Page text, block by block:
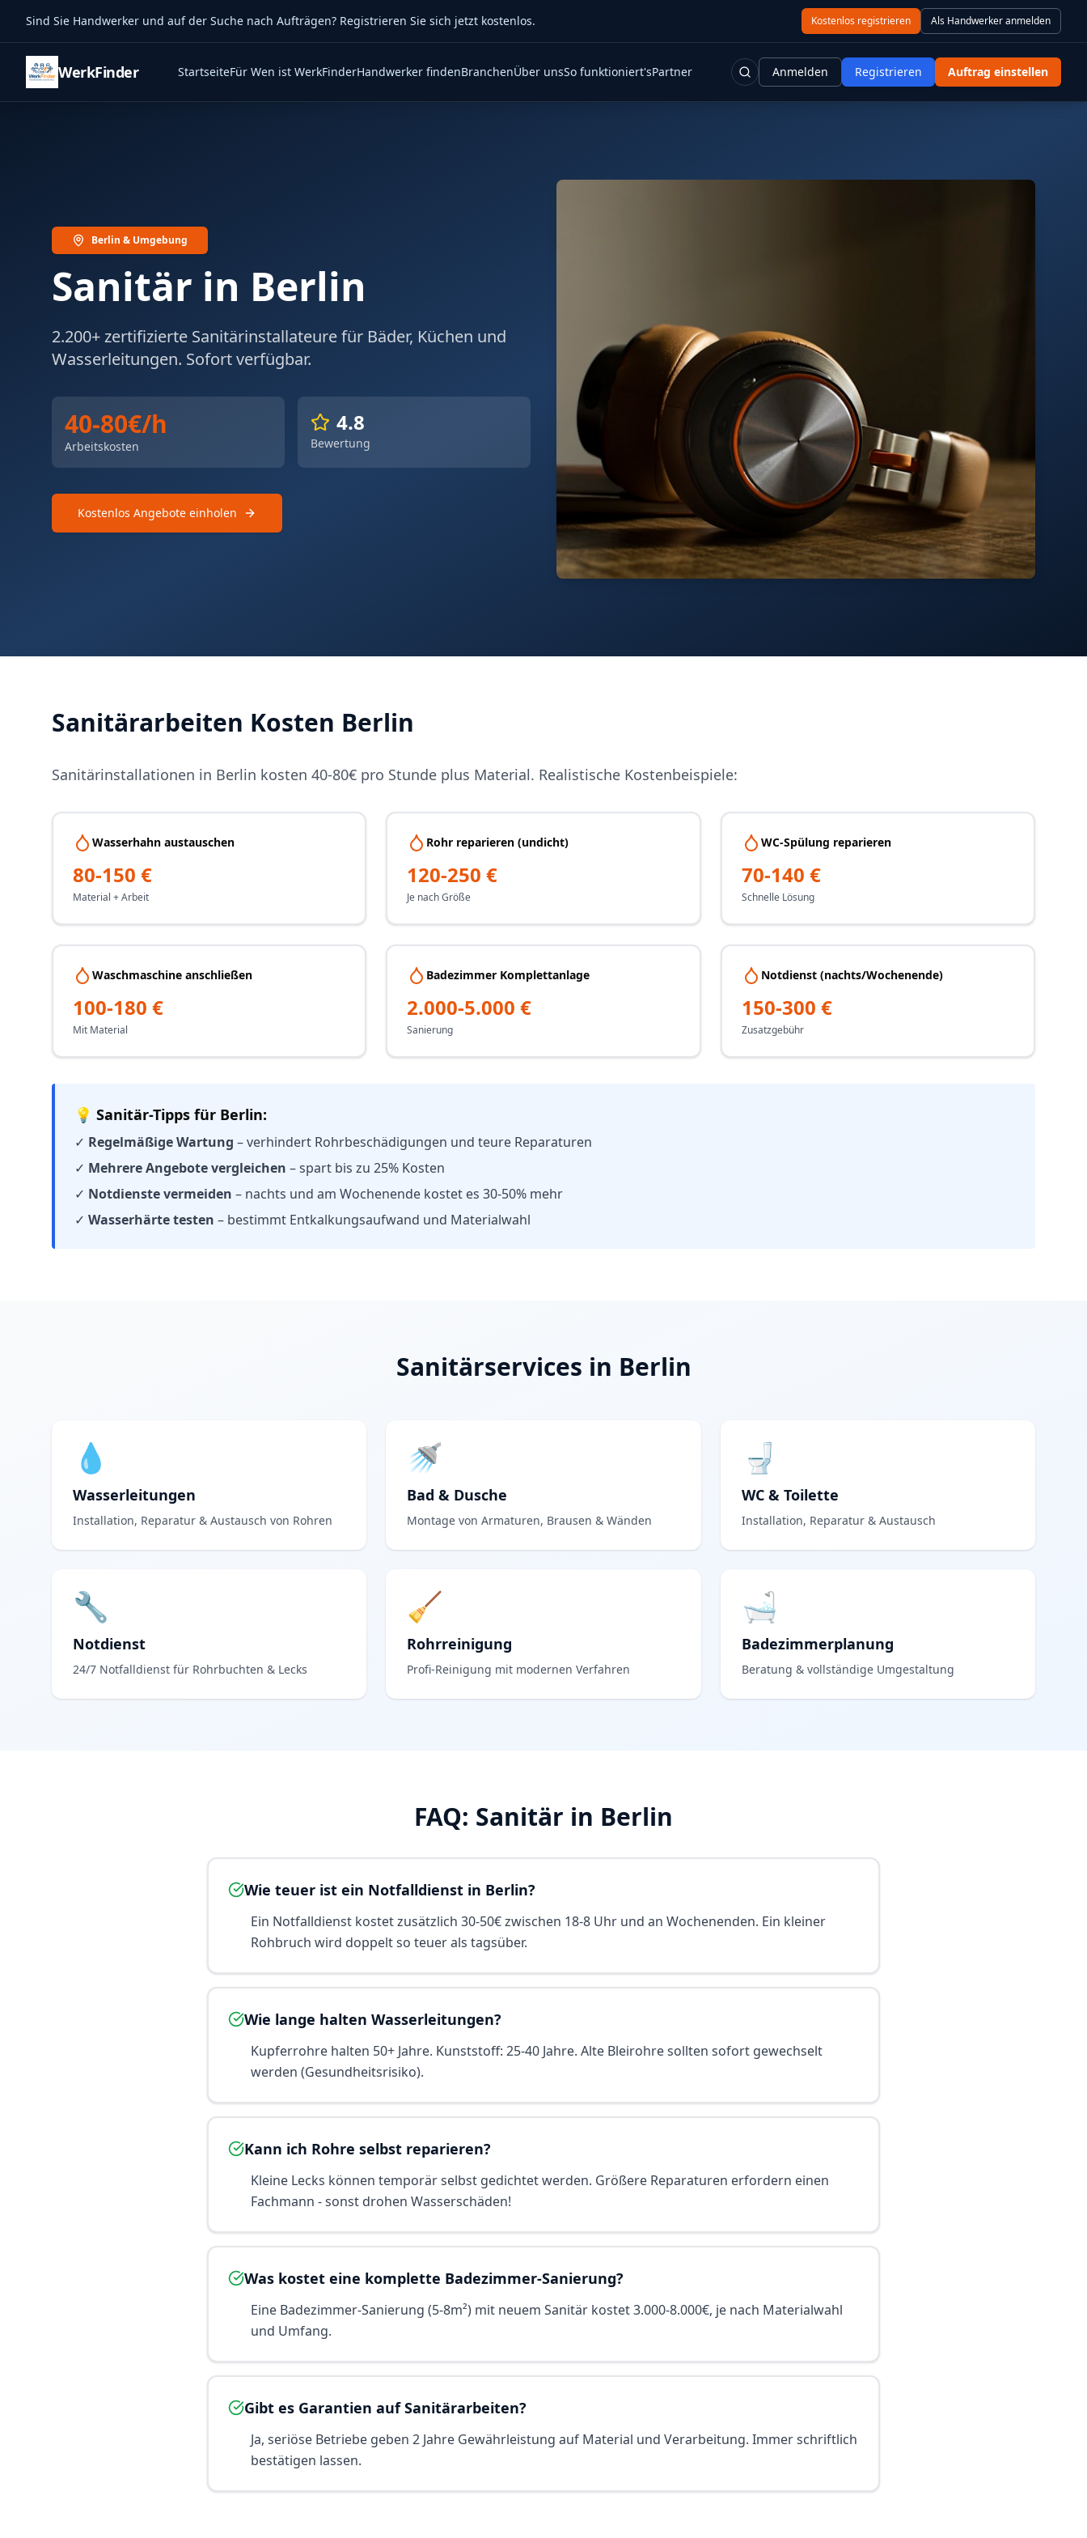
Sind Sie Handwerker und auf der Suche nach Aufträgen? Registrieren Sie sich jetzt kostenlos. Kostenlos registrieren Als Handwerker anmelden
WerkFinder StartseiteFür Wen ist WerkFinderHandwerker findenBranchenÜber unsSo funktioniert'sPartner Anmelden Registrieren Auftrag einstellen
Berlin & Umgebung
Sanitär in Berlin
2.200+ zertifizierte Sanitärinstallateure für Bäder, Küchen und
Wasserleitungen. Sofort verfügbar.
40-80€/h
Arbeitskosten
4.8
Bewertung
Kostenlos Angebote einholen
Sanitärarbeiten Kosten Berlin
Sanitärinstallationen in Berlin kosten 40-80€ pro Stunde plus Material. Realistische Kostenbeispiele:
Wasserhahn austauschen
80-150 €
Material + Arbeit
Rohr reparieren (undicht)
120-250 €
Je nach Größe
WC-Spülung reparieren
70-140 €
Schnelle Lösung
Waschmaschine anschließen
100-180 €
Mit Material
Badezimmer Komplettanlage
2.000-5.000 €
Sanierung
Notdienst (nachts/Wochenende)
150-300 €
Zusatzgebühr
💡 Sanitär-Tipps für Berlin:
✓ Regelmäßige Wartung – verhindert Rohrbeschädigungen und teure Reparaturen
✓ Mehrere Angebote vergleichen – spart bis zu 25% Kosten
✓ Notdienste vermeiden – nachts und am Wochenende kostet es 30-50% mehr
✓ Wasserhärte testen – bestimmt Entkalkungsaufwand und Materialwahl
Sanitärservices in Berlin
💧
Wasserleitungen
Installation, Reparatur & Austausch von Rohren
🚿
Bad & Dusche
Montage von Armaturen, Brausen & Wänden
🚽
WC & Toilette
Installation, Reparatur & Austausch
🔧
Notdienst
24/7 Notfalldienst für Rohrbuchten & Lecks
🧹
Rohrreinigung
Profi-Reinigung mit modernen Verfahren
🛁
Badezimmerplanung
Beratung & vollständige Umgestaltung
FAQ: Sanitär in Berlin
Wie teuer ist ein Notfalldienst in Berlin?
Ein Notfalldienst kostet zusätzlich 30-50€ zwischen 18-8 Uhr und an Wochenenden. Ein kleiner
Rohbruch wird doppelt so teuer als tagsüber.
Wie lange halten Wasserleitungen?
Kupferrohre halten 50+ Jahre. Kunststoff: 25-40 Jahre. Alte Bleirohre sollten sofort gewechselt
werden (Gesundheitsrisiko).
Kann ich Rohre selbst reparieren?
Kleine Lecks können temporär selbst gedichtet werden. Größere Reparaturen erfordern einen
Fachmann - sonst drohen Wasserschäden!
Was kostet eine komplette Badezimmer-Sanierung?
Eine Badezimmer-Sanierung (5-8m²) mit neuem Sanitär kostet 3.000-8.000€, je nach Materialwahl
und Umfang.
Gibt es Garantien auf Sanitärarbeiten?
Ja, seriöse Betriebe geben 2 Jahre Gewährleistung auf Material und Verarbeitung. Immer schriftlich
bestätigen lassen.